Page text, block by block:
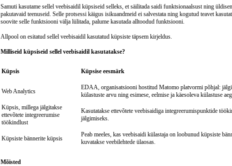
Samuti kasutame sellel veebisaidil küpsiseid selleks, et säilitada saidi funktsionaalsust ning
pakutavaid teenuseid. Selle protsessi käigus isikuandmeid ei salvestata ning kogutud teavet
soovite selle funktsiooni välja lülitada, palume kasutada alltoodud funktsiooni.
Allpool on esitatud sellel veebisaidil kasutatud küpsiste täpsem kirjeldus.
Milliseid küpsiseid sellel veebisaidil kasutatakse?
Küpsis Küpsise eesmärk
Web Analytics
EDAA, organisatsiooni hostitud Matomo platvormi põhjal:
külastuste arvu ning esimese, eelmise ja käesoleva külastuse
Küpsis, millega jälgitakse
ettevõtete integreerumise
töökindlust
Kasutatakse ettevõtete veebisaidiga integreerumispunktide
jälgimiseks.
Küpsiste bännerite küpsis
Peab meeles, kas veebisaidi külastaja on loobunud küpsiste
kuvatakse veebilehtede ülaosas.
Mõisted